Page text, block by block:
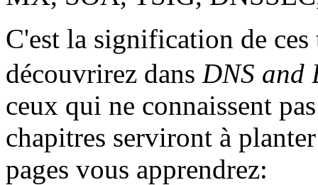
C'est la signification de
découvrirez dans DNS and
ceux qui ne connaissent
chapitres serviront à
pages vous apprendrez: